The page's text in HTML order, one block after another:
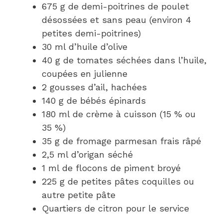
675 g de demi-poitrines de poulet
désossées et sans peau (environ 4
petites demi-poitrines)
30 ml d’huile d’olive
40 g de tomates séchées dans l’huile,
coupées en julienne
2 gousses d’ail, hachées
140 g de bébés épinards
180 ml de crème à cuisson (15 % ou
35 %)
35 g de fromage parmesan frais râpé
2,5 ml d’origan séché
1 ml de flocons de piment broyé
225 g de petites pâtes coquilles ou
autre petite pâte
Quartiers de citron pour le service